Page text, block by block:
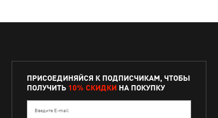
ПРИСОЕДИНЯЙСЯ К ПОДПИСЧИКАМ, ЧТОБЫ
ПОЛУЧИТЬ 10% СКИДКИ НА ПОКУПКУ
Введите E-mail